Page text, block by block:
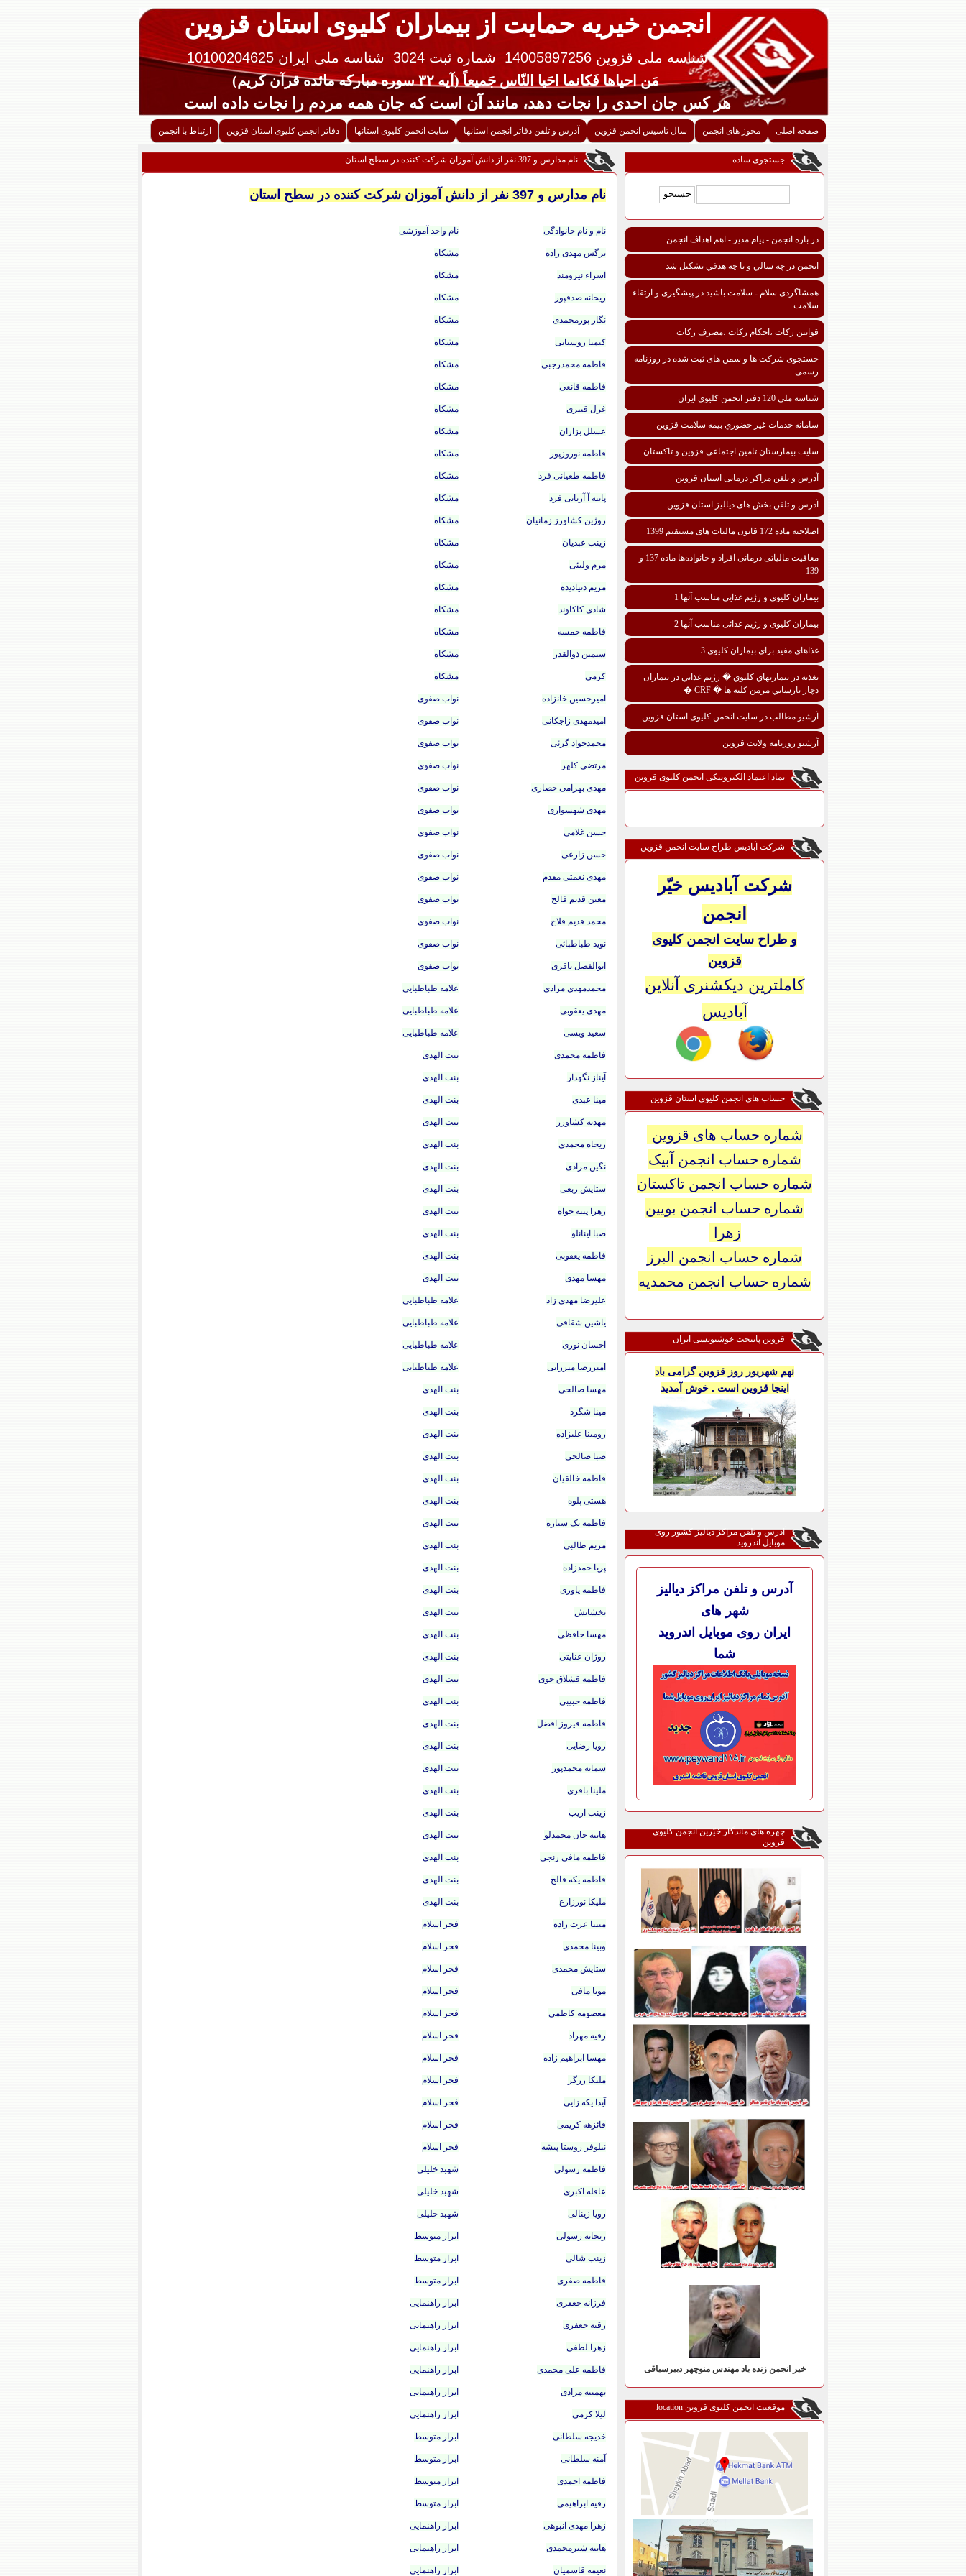
انجمن خیریه حمایت از بیماران کلیوی استان قزوین
شناسه ملی قزوین 14005897256 شماره ثبت 3024
شناسه ملی ایران 10100204625
مَن احیاها فَکانما احَیا النّاس جَمیعاً (آیه ۳۲ سوره مبارکه مائده قرآن کریم)
هر کس جان احدی را نجات دهد، مانند آن است که جان همه مردم را نجات داده است
صفحه اصلی مجوز های انجمن سال تاسیس انجمن قزوین آدرس و تلفن دفاتر انجمن استانها سایت انجمن کلیوی استانها دفاتر انجمن کلیوی استان قزوین ارتباط با انجمن
جستجوی ساده
در باره انجمن - پیام مدیر - اهم اهداف انجمن
انجمن در چه سالي و با چه هدفي تشكيل شد
همشاگردی سلام ـ سلامت باشید در پیشگیری و ارتقاء
سلامت
قوانین زکات ،احکام زکات ،مصرف زکات
جستجوی شرکت ها و سمن های ثبت شده در روزنامه
رسمی
شناسه ملی 120 دفتر انجمن کلیوی ایران
سامانه خدمات غیر حضوري بیمه سلامت قزوین
سایت بیمارستان تامین اجتماعی قزوین و تاکستان
آدرس و تلفن مراکز درمانی استان قزوین
آدرس و تلفن بخش های دیالیز استان قزوین
اصلاحیه ماده 172 قانون مالیات های مستقیم 1399
معافیت مالیاتی درمانی افراد و خانواده‌ها ماده 137 و
139
بیماران کلیوی و رژیم غذایی مناسب آنها 1
بیماران کلیوی و رژیم غذائی مناسب آنها 2
غذاهای مفید برای بیماران کلیوی 3
تغذيه در بيماريهاي کليوي � رژيم غذايي در بيماران
دچار نارسايي مزمن کليه ها � CRF �
آرشیو مطالب در سایت انجمن کلیوی استان قزوین
آرشیو روزنامه ولایت قزوین
نماد اعتماد الکترونیکی انجمن کلیوی قزوین
شرکت آبادیس طراح سایت انجمن قزوین
شرکت آبادیس خیّر
انجمن
و طراح سایت انجمن کلیوی
قزوین
کاملترین دیکشنری آنلاین
آبادیس
حساب های انجمن کلیوی استان قزوین
شماره حساب های قزوین
شماره حساب انجمن آبیک
شماره حساب انجمن تاکستان
شماره حساب انجمن بویین
زهرا
شماره حساب انجمن البرز
شماره حساب انجمن محمدیه
قزوین پایتخت خوشنویسی ایران
نهم شهریور روز قزوین گرامی باد
اینجا قزوین است . خوش آمدید
آدرس و تلفن مراکز دیالیز کشور روی
موبایل اندروید
آدرس و تلفن مراکز دیالیز
شهر های
ایران روی موبایل اندروید
شما
چهره های ماندگار خیّرین انجمن کلیوی
قزوین
خیر انجمن زنده یاد مهندس منوچهر دبیرسیاقی
موقعیت انجمن کلیوی قزوین location
نام مدارس و 397 نفر از دانش آموزان شرکت کننده در سطح استان
نام مدارس و 397 نفر از دانش آموزان شرکت کننده در سطح استان
نام و نام خانوادگی نام واحد آموزشی
نرگس مهدی زاده مشکاه
اسراء نیرومند مشکاه
ریحانه صدقپور مشکاه
نگار پورمحمدی مشکاه
کیمیا روستایی مشکاه
فاطمه محمدرجبی مشکاه
فاطمه قانعی مشکاه
غزل قنبری مشکاه
عسلل بزاران مشکاه
فاطمه نوروزپور مشکاه
فاطمه طغیانی فرد مشکاه
پانته آ آریایی فرد مشکاه
روژین کشاورز زمانیان مشکاه
زینب عبدیان مشکاه
مرم ولیئی مشکاه
مریم دنیادیده مشکاه
شادی کاکاوند مشکاه
فاطمه خمسه مشکاه
سیمین ذوالقدر مشکاه
کرمی مشکاه
امیرحسین خانزاده نواب صفوی
امیدمهدی زاجکانی نواب صفوی
محمدجواد گرئی نواب صفوی
مرتضی کلهر نواب صفوی
مهدی بهرامی حصاری نواب صفوی
مهدی شهسواری نواب صفوی
حسن غلامی نواب صفوی
حسن زارعی نواب صفوی
مهدی نعمتی مقدم نواب صفوی
معین قدیم فالح نواب صفوی
محمد قدیم فلاح نواب صفوی
نوید طباطبائی نواب صفوی
ابوالفضل باقری نواب صفوی
محمدمهدی مرادی علامه طباطبایی
مهدی یعقوبی علامه طباطبایی
سعید ویسی علامه طباطبایی
فاطمه محمدی بنت الهدی
آیناز نگهدار بنت الهدی
مینا عبدی بنت الهدی
مهدیه کشاورز بنت الهدی
ریحاه محمدی بنت الهدی
نگین مرادی بنت الهدی
ستایش ربعی بنت الهدی
زهرا پنبه خواه بنت الهدی
صبا اینانلو بنت الهدی
فاطمه یعقوبی بنت الهدی
مهسا مهدی بنت الهدی
علیرضا مهدی زاد علامه طباطبایی
یاشین شقاقی علامه طباطبایی
احسان نوری علامه طباطبایی
امیررضا میرزایی علامه طباطبایی
مهسا صالحی بنت الهدی
مینا شگرد بنت الهدی
رومینا علیزاده بنت الهدی
صبا صالحی بنت الهدی
فاطمه خالقیان بنت الهدی
هستی پلوه بنت الهدی
فاطمه تک ستاره بنت الهدی
مریم طالبی بنت الهدی
پریا حمدزاده بنت الهدی
فاطمه یاوری بنت الهدی
بخشایش بنت الهدی
مهسا حافظی بنت الهدی
روژان عنایتی بنت الهدی
فاطمه قشلاق جوی بنت الهدی
فاطمه حبیبی بنت الهدی
فاطمه فیروز افضل بنت الهدی
رویا رضایی بنت الهدی
سمانه محمدپور بنت الهدی
ملینا باقری بنت الهدی
زینب اریب بنت الهدی
هانیه جان محمدلو بنت الهدی
فاطمه مافی رنجی بنت الهدی
فاطمه یکه فالح بنت الهدی
ملیکا نورزارع بنت الهدی
مبینا عزت زاده فجر اسلام
وبینا محمدی فجر اسلام
ستایش محمدی فجر اسلام
مونا مافی فجر اسلام
معصومه کاظمی فجر اسلام
رقیه مهراد فجر اسلام
مهسا ابراهیم زاده فجر اسلام
ملیکا زرگر فجر اسلام
آیدا یکه زایی فجر اسلام
فائزهه کریمی فجر اسلام
نیلوفر روستا پیشه فجر اسلام
فاطمه رسولی شهبد خلیلی
عاقله اکبری شهبد خلیلی
رویا زینالی شهبد خلیلی
ریحانه رسولی ابرار متوسط
زینب شالی ابرار متوسط
فاطمه صفری ابرار متوسط
فرزانه جعفری ابرار راهنمایی
رقیه جعفری ابرار راهنمایی
زهرا لطفی ابرار راهنمایی
فاطمه علی محمدی ابرار راهنمایی
تهمینه مرادی ابرار راهنمایی
لیلا کرمی ابرار راهنمایی
خدیجه سلطانی ابرار متوسط
آمنه سلطانی ابرار متوسط
فاطمه احمدی ابرار متوسط
رقیه ابراهیمی ابرار متوسط
زهرا مهدی انبوهی ابرار راهنمایی
هانیه شیرمحمدی ابرار راهنمایی
نعیمه قاسمیان ابرار راهنمایی